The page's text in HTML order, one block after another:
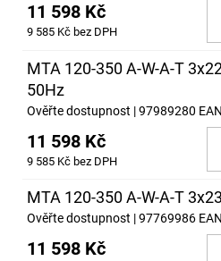
11 598 Kč
9 585 Kč bez DPH
MTA 120-350 A-W-A-T
50Hz
Ověřte dostupnost | 97989280
11 598 Kč
9 585 Kč bez DPH
MTA 120-350 A-W-A-T
Ověřte dostupnost | 97769986
11 598 Kč